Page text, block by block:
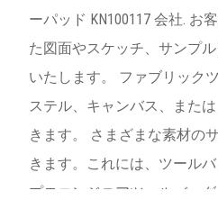
ーパッド KN100117 会社. お
た図面やスケッチ、サンプ
いたします。 ファブリック
ステル、キャンバス、また
きます。 さまざまな素材の
きます。これには、ツール
プロエンジニアツールバッ